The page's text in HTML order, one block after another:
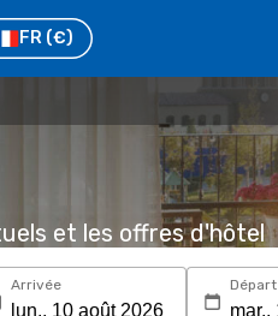
FR (€)
et les offres d'hôtel
Arrivée Départ